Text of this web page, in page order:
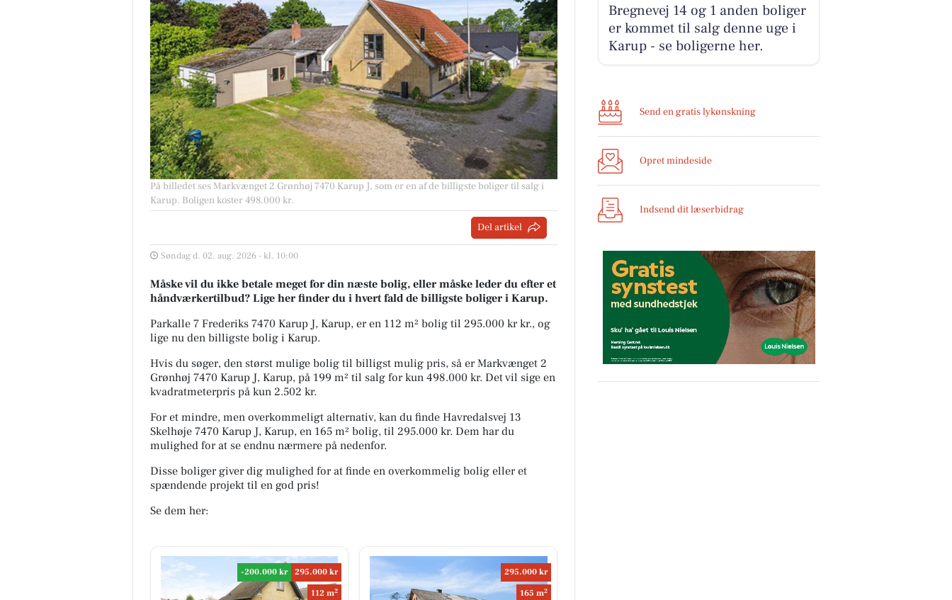
På billedet ses Markvænget 2 Grønhøj 7470 Karup J, som er en af de billigste boliger til salg i
Karup. Boligen koster 498.000 kr.
Del artikel
Søndag d. 02. aug. 2026 - kl. 10:00
Måske vil du ikke betale meget for din næste bolig, eller måske leder du efter et
håndværkertilbud? Lige her finder du i hvert fald de billigste boliger i Karup.
Parkalle 7 Frederiks 7470 Karup J, Karup, er en 112 m² bolig til 295.000 kr kr., og
lige nu den billigste bolig i Karup.
Hvis du søger, den størst mulige bolig til billigst mulig pris, så er Markvænget 2
Grønhøj 7470 Karup J, Karup, på 199 m² til salg for kun 498.000 kr. Det vil sige en
kvadratmeterpris på kun 2.502 kr.
For et mindre, men overkommeligt alternativ, kan du finde Havredalsvej 13
Skelhøje 7470 Karup J, Karup, en 165 m² bolig, til 295.000 kr. Dem har du
mulighed for at se endnu nærmere på nedenfor.
Disse boliger giver dig mulighed for at finde en overkommelig bolig eller et
spændende projekt til en god pris!
Se dem her:
-200.000 kr
295.000 kr
112 m2
295.000 kr
165 m2
Bregnevej 14 og 1 anden boliger
er kommet til salg denne uge i
Karup - se boligerne her.
Send en gratis lykønskning
Opret mindeside
Indsend dit læserbidrag